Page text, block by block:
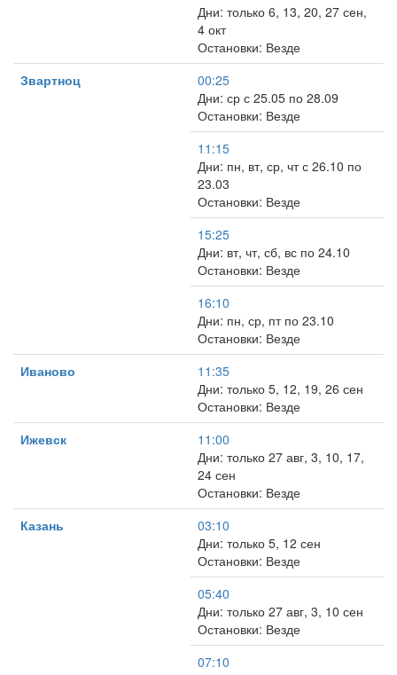
Дни: только 6, 13, 20, 27 сен,
4 окт
Остановки: Везде
Звартноц
00:25
Дни: ср с 25.05 по 28.09
Остановки: Везде
11:15
Дни: пн, вт, ср, чт с 26.10 по
23.03
Остановки: Везде
15:25
Дни: вт, чт, сб, вс по 24.10
Остановки: Везде
16:10
Дни: пн, ср, пт по 23.10
Остановки: Везде
Иваново
11:35
Дни: только 5, 12, 19, 26 сен
Остановки: Везде
Ижевск
11:00
Дни: только 27 авг, 3, 10, 17,
24 сен
Остановки: Везде
Казань
03:10
Дни: только 5, 12 сен
Остановки: Везде
05:40
Дни: только 27 авг, 3, 10 сен
Остановки: Везде
07:10